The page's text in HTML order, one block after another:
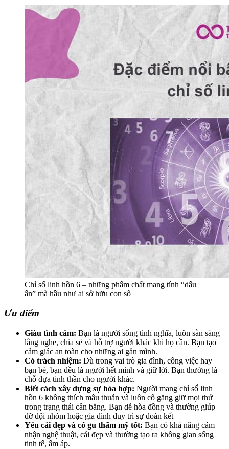
Chỉ số linh hồn 6 – những phẩm chất mang tính “dấu
ấn” mà hầu như ai sở hữu con số
Ưu điểm
Giàu tình cảm: Bạn là người sống tình nghĩa, luôn sẵn sàng
lắng nghe, chia sẻ và hỗ trợ người khác khi họ cần. Bạn tạo
cảm giác an toàn cho những ai gần mình.
Có trách nhiệm: Dù trong vai trò gia đình, công việc hay
bạn bè, bạn đều là người hết mình và giữ lời. Bạn thường là
chỗ dựa tinh thần cho người khác.
Biết cách xây dựng sự hòa hợp: Người mang chỉ số linh
hồn 6 không thích mâu thuẫn và luôn cố gắng giữ mọi thứ
trong trạng thái cân bằng. Bạn dễ hòa đồng và thường giúp
đỡ đội nhóm hoặc gia đình duy trì sự đoàn kết
Yêu cái đẹp và có gu thẩm mỹ tốt: Bạn có khả năng cảm
nhận nghệ thuật, cái đẹp và thường tạo ra không gian sống
tinh tế, ấm áp.